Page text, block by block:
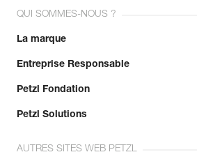
QUI SOMMES-NOUS ?
La marque
Entreprise Responsable
Petzl Fondation
Petzl Solutions
AUTRES SITES WEB PETZL